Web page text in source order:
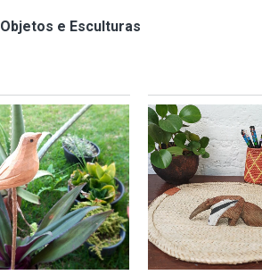
Objetos e Esculturas